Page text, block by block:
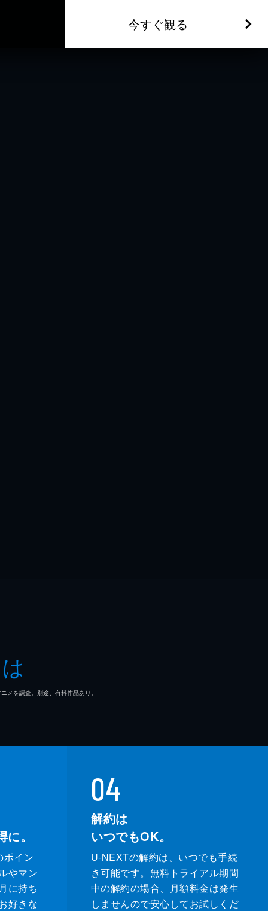
今すぐ観る
を調査。別途、有料作品あり。
。
ポイン
やマン
に持ち
好きな
04
解約は
いつでもOK。
U-NEXTの解約は、いつでも手続
き可能です。無料トライアル期間
中の解約の場合、月額料金は発生
しませんので安心してお試しくだ